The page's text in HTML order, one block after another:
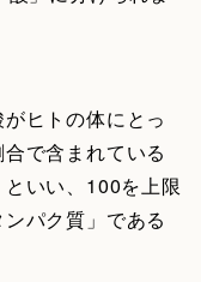
ヒトの体にとっ
で含まれている
いい、100を上限
パク質」である